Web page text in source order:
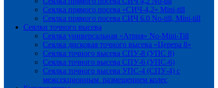
Сеялка прямого посева «СИЧ-4,2» Mini-till
Сеялка прямого посева СИЧ 6.0 No-till, Mini-till
Сеялки точного высева
Сеялка универсальная «Атрия» No-Mini-Till
Сеялка дисковая точного высева «Церера 8»
Сеялка точного высева СПУ-8 (УПС 8)
Сеялка точного высева СПУ-6 (УПС-6)
Сеялка точного высева УПС-4 (СПУ-4) с
межсекционным размещением колес